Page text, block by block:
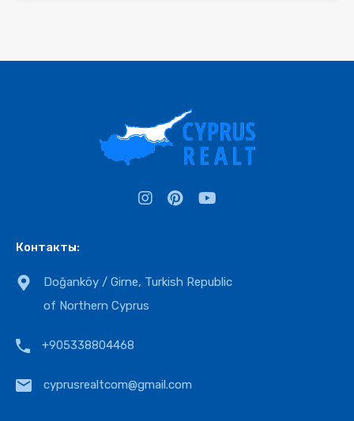
Контакты:
Doğanköy / Girne, Turkish Republic
of Northern Cyprus
+905338804468
cyprusrealtcom@gmail.com